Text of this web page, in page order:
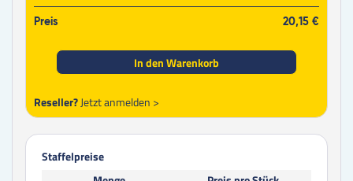
Preis 20,15 €
In den Warenkorb
Reseller?Jetzt anmelden >
Staffelpreise